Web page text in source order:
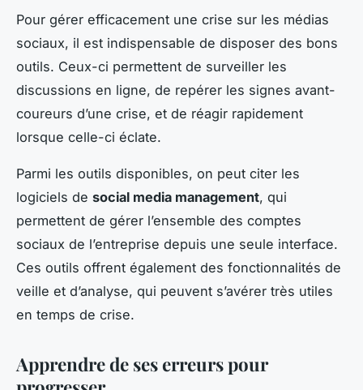
Pour gérer efficacement une crise sur les médias
sociaux, il est indispensable de disposer des bons
outils. Ceux-ci permettent de surveiller les
discussions en ligne, de repérer les signes avant-
coureurs d’une crise, et de réagir rapidement
lorsque celle-ci éclate.
Parmi les outils disponibles, on peut citer les
logiciels de social media management, qui
permettent de gérer l’ensemble des comptes
sociaux de l’entreprise depuis une seule interface.
Ces outils offrent également des fonctionnalités de
veille et d’analyse, qui peuvent s’avérer très utiles
en temps de crise.
Apprendre de ses erreurs pour